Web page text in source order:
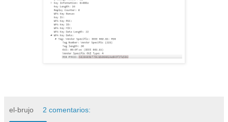
el-brujo 2 comentarios: